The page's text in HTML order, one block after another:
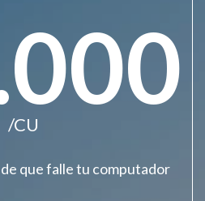
/CU
que falle tu computador